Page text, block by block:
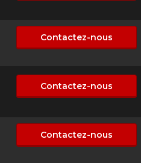
Contactez-nous
Contactez-nous
Contactez-nous